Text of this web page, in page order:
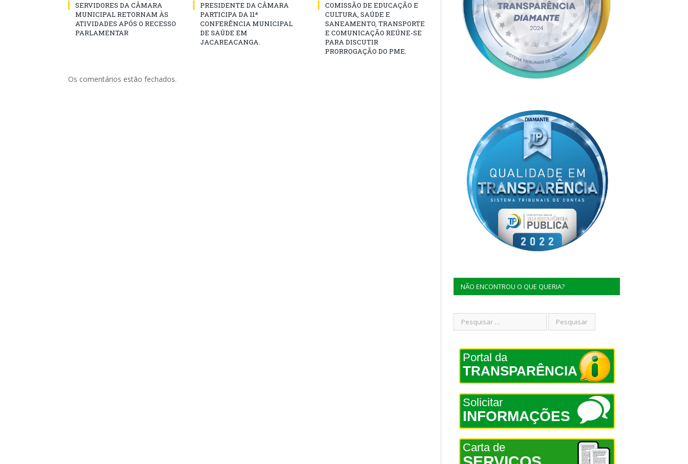
SERVIDORES DA CÂMARA
MUNICIPAL RETORNAM ÀS
ATIVIDADES APÓS O RECESSO
PARLAMENTAR
PRESIDENTE DA CÂMARA
PARTICIPA DA 11ª
CONFERÊNCIA MUNICIPAL
DE SAÚDE EM
JACAREACANGA.
COMISSÃO DE EDUCAÇÃO E
CULTURA, SAÚDE E
SANEAMENTO, TRANSPORTE
E COMUNICAÇÃO REÚNE-SE
PARA DISCUTIR
PRORROGAÇÃO DO PME.
Os comentários estão fechados.
NÃO ENCONTROU O QUE QUERIA?
Portal da
TRANSPARÊNCIA
Solicitar
INFORMAÇÕES
Carta de